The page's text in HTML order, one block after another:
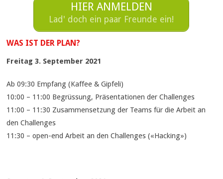
HIER ANMELDEN
Lad' doch ein paar Freunde ein!
WAS IST DER PLAN?
Freitag 3. September 2021
Ab 09:30 Empfang (Kaffee & Gipfeli)
10:00 – 11:00 Begrüssung, Präsentationen der Challenges
11:00 – 11:30 Zusammensetzung der Teams für die Arbeit an
den Challenges
11:30 – open-end Arbeit an den Challenges («Hacking»)